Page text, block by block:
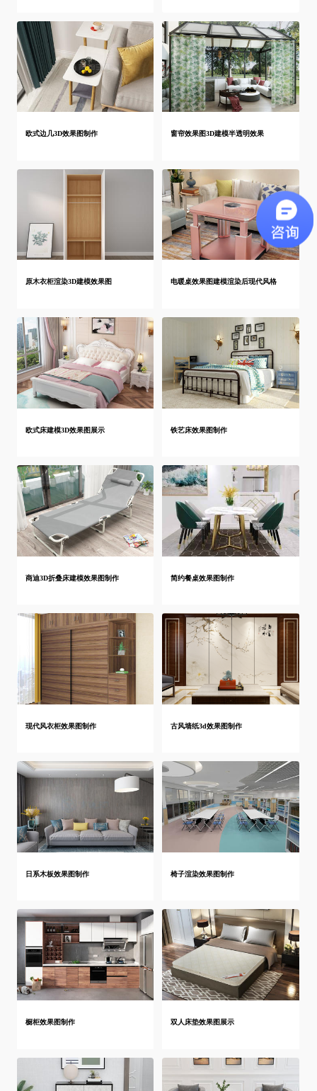
欧式边几3D效果图制作 窗帘效果图3D建模半透明效果
原木衣柜渲染3D建模效果图 电暖桌效果图建模渲染后现代风格
欧式床建模3D效果图展示 铁艺床效果图制作
商迪3D折叠床建模效果图制作 简约餐桌效果图制作
现代风衣柜效果图制作 古风墙纸3d效果图制作
日系木板效果图制作 椅子渲染效果图制作
橱柜效果图制作 双人床垫效果图展示